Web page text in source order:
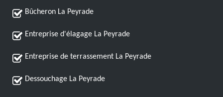
Bûcheron La Peyrade
Entreprise d'élagage La Peyrade
Entreprise de terrassement La Peyrade
Dessouchage La Peyrade